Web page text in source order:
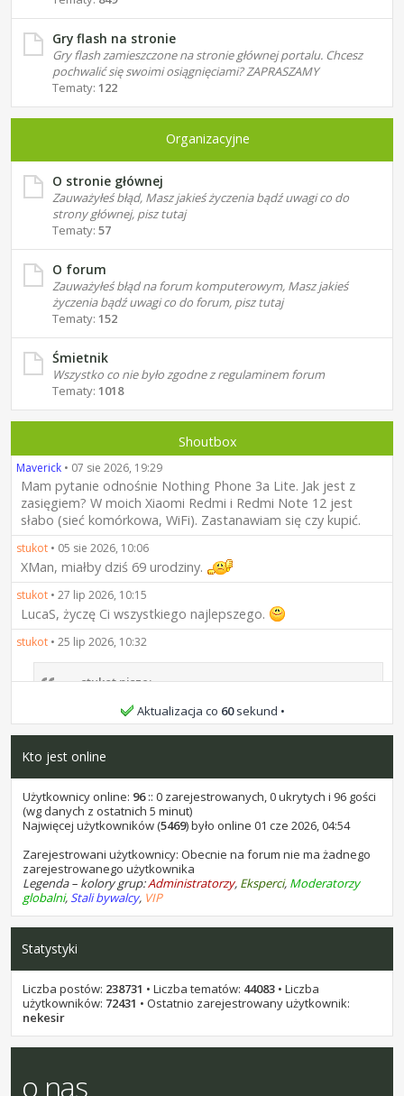
Gry flash na stronie
Gry flash zamieszczone na stronie głównej portalu. Chcesz
pochwalić się swoimi osiągnięciami? ZAPRASZAMY
Tematy: 122
Organizacyjne
O stronie głównej
Zauważyłeś błąd, Masz jakieś życzenia bądź uwagi co do
strony głównej, pisz tutaj
Tematy: 57
O forum
Zauważyłeś błąd na forum komputerowym, Masz jakieś
życzenia bądź uwagi co do forum, pisz tutaj
Tematy: 152
Śmietnik
Wszystko co nie było zgodne z regulaminem forum
Tematy: 1018
Shoutbox
Maverick • 07 sie 2026, 19:29
Mam pytanie odnośnie Nothing Phone 3a Lite. Jak jest z
zasięgiem? W moich Xiaomi Redmi i Redmi Note 12 jest
słabo (sieć komórkowa, WiFi). Zastanawiam się czy kupić.
stukot • 05 sie 2026, 10:06
XMan, miałby dziś 69 urodziny.
stukot • 27 lip 2026, 10:15
LucaS, życzę Ci wszystkiego najlepszego.
stukot • 25 lip 2026, 10:32
stukot pisze:
najlepszego.
stukot•25 lip 2026, 10:32
bochen9 i samel 15, życzę Wam wszystkiego najlepszego.
stukot•07 lip 2026, 16:58
stukot•18 cze 2026, 14:22
Kaen1227, życzę Ci wszystkiego najlepszego.
stukot•17 cze 2026, 21:12
Stamp Remover 18. Na sharewareonsale
stukot 01 cze 2026, 10:40
Areecki, życzę Ci wszystkiego najlepszego.
leon1956, życzę Ci wszystkiego najlepszego.
Aktualizacja co 60sekund
Kto jest online
Użytkownicy online: 96:: 0 zarejestrowanych, 0 ukrytych i 96 gości
(wg danych z ostatnich 5 minut)
Najwięcej użytkowników (5469) było online 01 cze 2026, 04:54
Zarejestrowani użytkownicy: Obecnie na forum nie ma żadnego
zarejestrowanego użytkownika
Legenda – kolory grup:Administratorzy, Eksperci, Moderatorzy
globalni,Stali bywalcy, VIP
Statystyki
Liczba postów: 238731 • Liczba tematów: 44083 • Liczba
użytkowników: 72431 • Ostatnio zarejestrowany użytkownik:
nekesir
o nas